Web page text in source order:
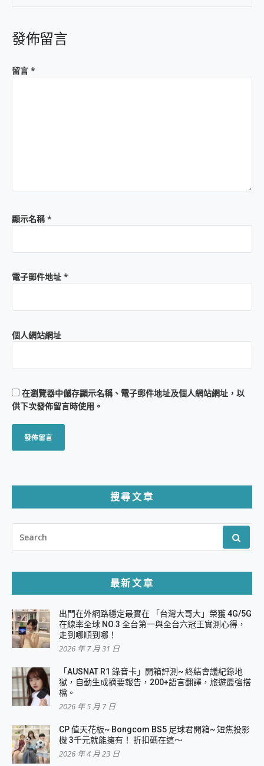
發佈留言
留言 *
顯示名稱*
電子郵件地址 *
個人網站網址
在瀏覽器中儲存顯示名稱、電子郵件地址及個人網站網址，以
供下次發佈留言時使用。
搜尋文章
FOR:
最新文章
出門在外網路穩定最實在 「台灣大哥大」榮獲 4G/5G
在線率全球 NO.3 全台第一與全台六冠王實測心得，
走到哪順到哪！
2026 年 7 月 31 日
「AUSNAT R1 錄音卡」開箱評測~ 終結會議紀錄地
獄，自動生成摘要報告，200+語言翻譯，旅遊最強搭
檔。
2026 年 5 月 7 日
CP 值天花板~ Bongcom BS5 足球君開箱~ 短焦投影
機 3千元就能擁有！ 折扣碼在這～
2026 年 4 月 23 日